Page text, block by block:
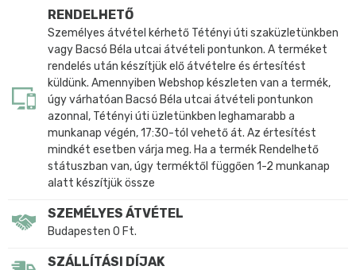
RENDELHETŐ
Személyes átvétel kérhető Tétényi úti szaküzletünkben
vagy Bacsó Béla utcai átvételi pontunkon. A terméket
rendelés után készítjük elő átvételre és értesítést
küldünk. Amennyiben Webshop készleten van a termék,
úgy várhatóan Bacsó Béla utcai átvételi pontunkon
azonnal, Tétényi úti üzletünkben leghamarabb a
munkanap végén, 17:30-tól vehető át. Az értesítést
mindkét esetben várja meg. Ha a termék Rendelhető
státuszban van, úgy terméktől függően 1-2 munkanap
alatt készítjük össze
SZEMÉLYES ÁTVÉTEL
Budapesten 0 Ft.
SZÁLLÍTÁSI DÍJAK